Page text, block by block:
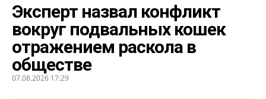
Эксперт назвал конфликт
вокруг подвальных кошек
отражением раскола в
обществе
07.08.2026 17:29